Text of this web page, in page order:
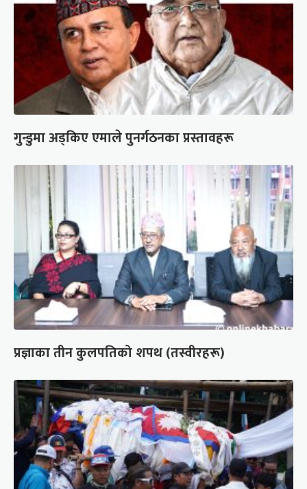
गुन्डुमा अड्किए एमाले पुनर्गठनका प्रस्तावहरू
प्रज्ञाका तीन कुलपतिको शपथ (तस्वीरहरू)